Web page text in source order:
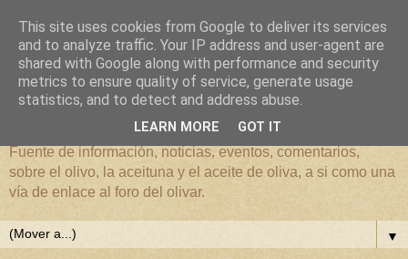
El mundo del Olivar
Fuente de información, noticias, eventos, comentarios,
sobre el olivo, la aceituna y el aceite de oliva, a si como una
vía de enlace al foro del olivar.
▼
This site uses cookies from Google to deliver its services
and to analyze traffic. Your IP address and user-agent are
shared with Google along with performance and security
metrics to ensure quality of service, generate usage
statistics, and to detect and address abuse.
LEARN MORE GOT IT